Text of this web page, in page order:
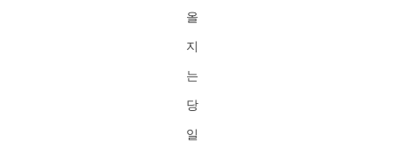
올
지
는
당
일